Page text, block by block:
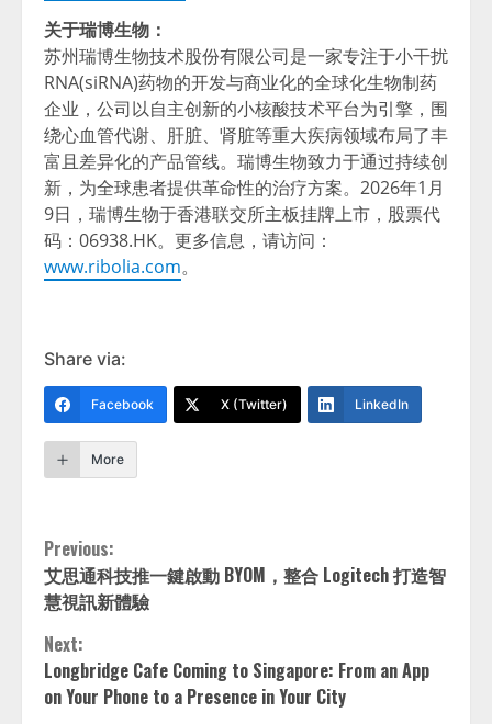
关于瑞博生物：
苏州瑞博生物技术股份有限公司是一家专注于小干扰
RNA(siRNA)药物的开发与商业化的全球化生物制药
企业，公司以自主创新的小核酸技术平台为引擎，围
绕心血管代谢、肝脏、肾脏等重大疾病领域布局了丰
富且差异化的产品管线。瑞博生物致力于通过持续创
新，为全球患者提供革命性的治疗方案。2026年1月
9日，瑞博生物于香港联交所主板挂牌上市，股票代
码：06938.HK。更多信息，请访问：
www.ribolia.com。
Share via:
Facebook X (Twitter) LinkedIn
More
Continue
Reading
Previous:
艾思通科技推一鍵啟動 BYOM，整合 Logitech 打造智
慧視訊新體驗
Next:
Longbridge Cafe Coming to Singapore: From an App
on Your Phone to a Presence in Your City